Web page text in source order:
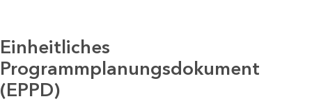
Einheitliches
Programmplanungsdokument
(EPPD)